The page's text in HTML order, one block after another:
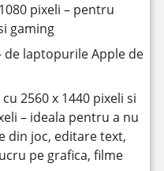
pixeli – pentru
gaming
laptopurile Apple de
2560 x 1440 pixeli si
– ideala pentru a nu
din joc, editare text,
pe grafica, filme